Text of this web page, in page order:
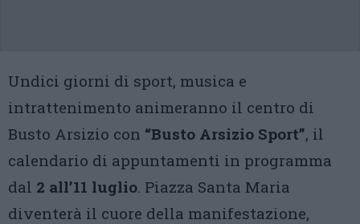
Undici giorni di sport, musica e
intrattenimento animeranno il centro di
Busto Arsizio con “Busto Arsizio Sport”, il
calendario di appuntamenti in programma
dal 2 all’11 luglio. Piazza Santa Maria
diventerà il cuore della manifestazione,